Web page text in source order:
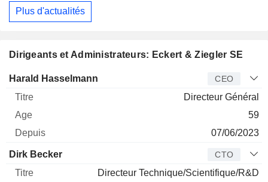
Plus d'actualités
Dirigeants et Administrateurs: Eckert & Ziegler SE
Dirigeant Titre Age
Harald Hasselmann CEO
Directeur Général
59
07/06/2023
Dirk Becker CTO
Directeur Technique/Scientifique/R&D